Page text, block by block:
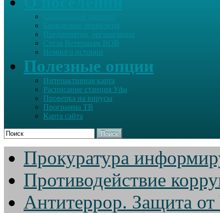
Банковские реквизиты
Предприятия, организации
Стела Ветеранам ВОВ
Немного истории
Полезные опции
Интерактивная карта
Расписание станция Уфа
Проверка на вирусы
Программа ТВ
Карта сайта
Поиск
Прокуратура
Противодействие
Антитеррор. Защита